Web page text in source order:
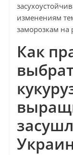
изменениям
заморозкам на
Как